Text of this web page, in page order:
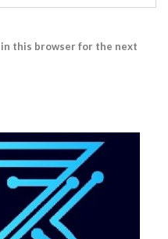
in this browser for the next